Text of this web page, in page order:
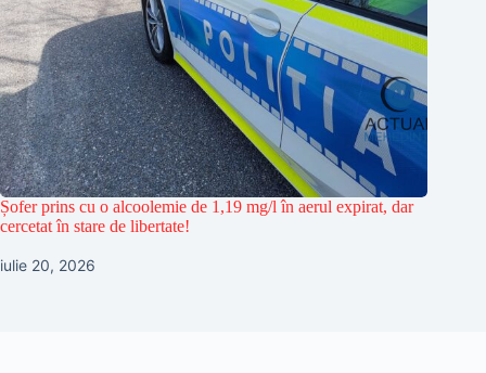
Șofer prins cu o alcoolemie de 1,19 mg/l în aerul expirat, dar
cercetat în stare de libertate!
iulie 20, 2026